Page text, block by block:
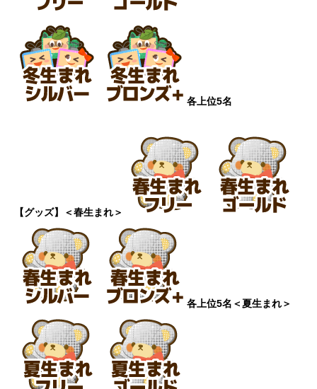
各上位5名
【グッズ】 ＜春生まれ＞
各上位5名 ＜夏生まれ＞